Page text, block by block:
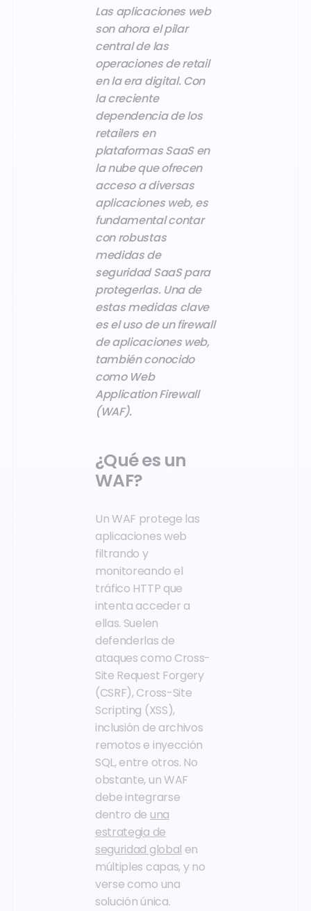
Las aplicaciones web
son ahora el pilar
central de las
operaciones de retail
en la era digital. Con
la creciente
dependencia de los
retailers en
plataformas SaaS en
la nube que ofrecen
acceso a diversas
aplicaciones web, es
fundamental contar
con robustas
medidas de
seguridad SaaS para
protegerlas. Una de
estas medidas clave
es el uso de un firewall
de aplicaciones web,
también conocido
como Web
Application Firewall
(WAF).
¿Qué es un
WAF?
Un WAF protege las
aplicaciones web
filtrando y
monitoreando el
tráfico HTTP que
intenta acceder a
ellas. Suelen
defenderlas de
ataques como Cross-
Site Request Forgery
(CSRF), Cross-Site
Scripting (XSS),
inclusión de archivos
remotos e inyección
SQL, entre otros. No
obstante, un WAF
debe integrarse
dentro de una
estrategia de
seguridad global en
múltiples capas, y no
verse como una
solución única.